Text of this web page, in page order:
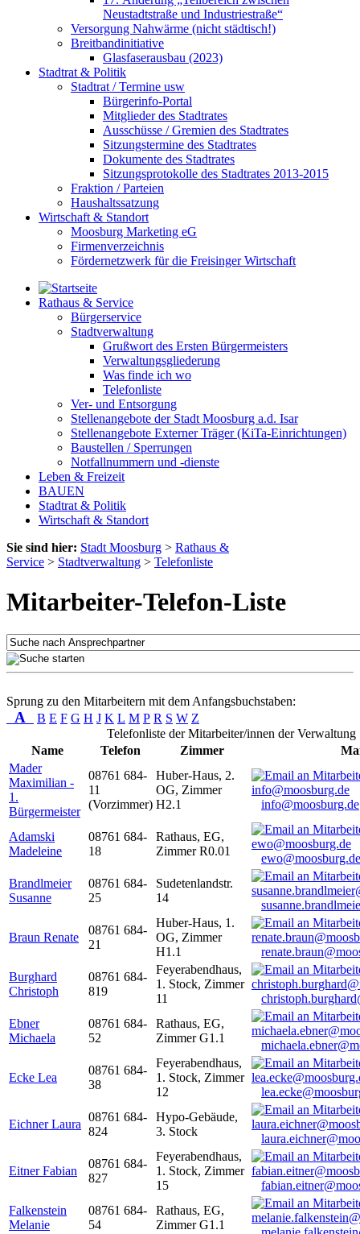
Neustadtstraße und Industriestraße“
Versorgung Nahwärme (nicht städtisch!)
Breitbandinitiative
Glasfaserausbau (2023)
Stadtrat & Politik
Stadtrat / Termine usw
Bürgerinfo-Portal
Mitglieder des Stadtrates
Ausschüsse / Gremien des Stadtrates
Sitzungstermine des Stadtrates
Dokumente des Stadtrates
Sitzungsprotokolle des Stadtrates 2013-2015
Fraktion / Parteien
Haushaltssatzung
Wirtschaft & Standort
Moosburg Marketing eG
Firmenverzeichnis
Fördernetzwerk für die Freisinger Wirtschaft
Rathaus & Service
Bürgerservice
Stadtverwaltung
Grußwort des Ersten Bürgermeisters
Verwaltungsgliederung
Was finde ich wo
Telefonliste
Ver- und Entsorgung
Stellenangebote der Stadt Moosburg a.d. Isar
Stellenangebote Externer Träger (KiTa-Einrichtungen)
Baustellen / Sperrungen
Notfallnummern und -dienste
Leben & Freizeit
BAUEN
Stadtrat & Politik
Wirtschaft & Standort
Sie sind hier: Stadt Moosburg > Rathaus &
Service > Stadtverwaltung > Telefonliste
Mitarbeiter-Telefon-Liste
Sprung zu den Mitarbeitern mit dem Anfangsbuchstaben:
A B E F G H J K L M P R S W Z
Telefonliste der Mitarbeiter/innen der Verwaltung
Name
Telefon Zimmer
Mader
Maximilian -
1.
Bürgermeister
08761 684-
11
(Vorzimmer)
Huber-Haus, 2.
OG, Zimmer
H2.1
info@moosburg.de
Adamski
Madeleine
08761 684-
18
Rathaus, EG,
Zimmer R0.01
ewo@moosburg.de
Brandlmeier
Susanne
08761 684-
25
Sudetenlandstr.
14
Braun Renate
08761 684-
21
Huber-Haus, 1.
OG, Zimmer
H1.1
Burghard
Christoph
08761 684-
819
Feyerabendhaus,
1. Stock, Zimmer
11
Ebner
Michaela
08761 684-
52
Rathaus, EG,
Zimmer G1.1
Ecke Lea
08761 684-
38
Feyerabendhaus,
1. Stock, Zimmer
12
Eichner Laura
08761 684-
824
Hypo-Gebäude,
3. Stock
Eitner Fabian
08761 684-
827
Feyerabendhaus,
1. Stock, Zimmer
15
Falkenstein
Melanie
08761 684-
54
Rathaus, EG,
Zimmer G1.1